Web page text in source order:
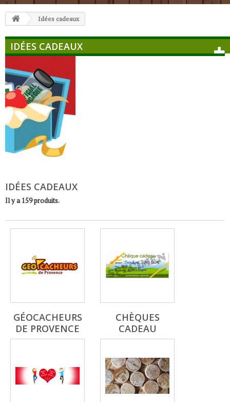
Idées cadeaux
IDÉES CADEAUX
IDÉES CADEAUX
Il y a 159 produits.
GÉOCACHEURS
DE PROVENCE
CHÈQUES
CADEAU